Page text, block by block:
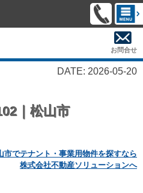
お問合せ
DATE: 2026-05-20
｜松山市
市でテナント・事業用物件を探すなら
株式会社不動産ソリューションへ